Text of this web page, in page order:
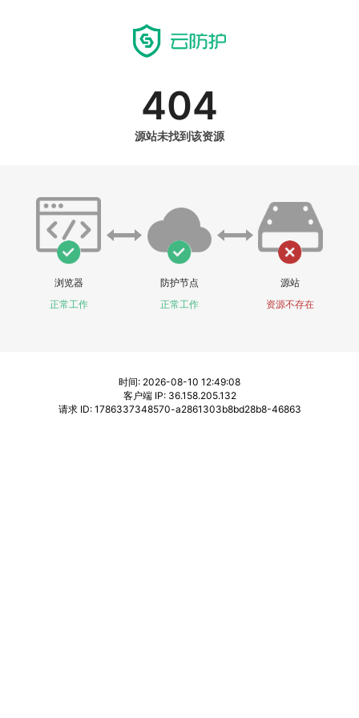
404
源站未找到该资源
浏览器
正常工作
防护节点
正常工作
源站
资源不存在
时间: 2026-08-10 12:49:08
客户端 IP: 36.158.205.132
请求 ID: 1786337348570-a2861303b8bd28b8-46863